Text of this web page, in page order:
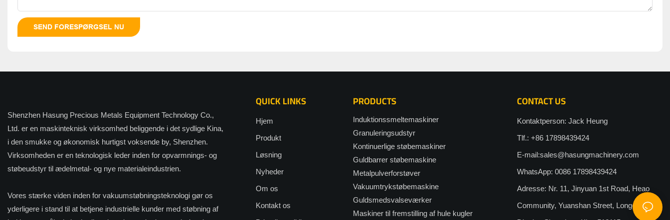
SEND FORESPØRGSEL NU
Shenzhen Hasung Precious Metals Equipment Technology Co.,
Ltd. er en maskinteknisk virksomhed beliggende i det sydlige Kina,
i den smukke og økonomisk hurtigst voksende by, Shenzhen.
Virksomheden er en teknologisk leder inden for opvarmnings- og
støbeudstyr til ædelmetal- og nye materialeindustrien.
Vores stærke viden inden for vakuumstøbningsteknologi gør os
yderligere i stand til at betjene industrielle kunder med støbning af
QUICK LINKS
Hjem
Produkt
Løsning
Nyheder
Om os
Kontakt os
PRODUCTS
Induktionssmeltemaskiner
Granuleringsudstyr
Kontinuerlige støbemaskiner
Guldbarrer støbemaskine
Metalpulverforstøver
Vakuumtrykstøbemaskine
Guldsmedsvalseværker
Maskiner til fremstilling af hule kugler
CONTACT US
Kontaktperson: Jack Heung
Tlf.: +86 17898439424
E-mail:sales@hasungmachinery.com
WhatsApp: 0086 17898439424
Adresse: Nr. 11, Jinyuan 1st Road, Heao
Community, Yuanshan Street, Longgang